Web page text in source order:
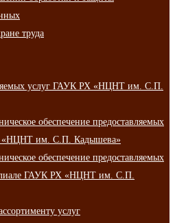
труда
услуг ГАУК РХ «НЦНТ им. С.П.
обеспечение предоставляемых
«НЦНТ им. С.П. Кадышева»
обеспечение предоставляемых
ГАУК РХ «НЦНТ им. С.П.
услуг